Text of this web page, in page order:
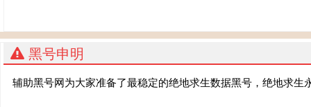
黑号申明
辅助黑号网为大家准备了最稳定的绝地求生数据黑号，绝地求